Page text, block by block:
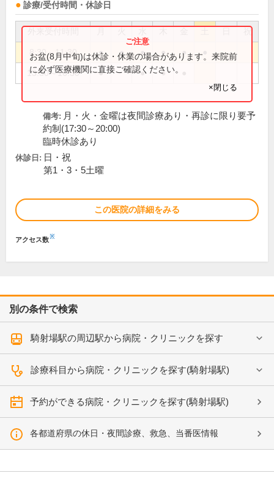
診療/受付時間・休診日
祝
8:30～11:30 ● ● ● ● ●
13:30～16:30 ● ● ●
お盆(8月中旬)は休診・休業の場合があります。来院前
に必ず医療機関に直接ご確認ください。
×閉じる
備考: 月・火・金曜は夜間診療あり・再診に限り要予
約制(17:30～20:00)
臨時休診あり
休診日: 日・祝
第1・3・5土曜
この医院の詳細をみる
アクセス数※
別の条件で検索
騎射場駅の周辺駅から病院・クリニックを探す
診療科目から病院・クリニックを探す(騎射場駅)
予約ができる病院・クリニックを探す(騎射場駅)
各都道府県の休日・夜間診療、救急、当番医情報